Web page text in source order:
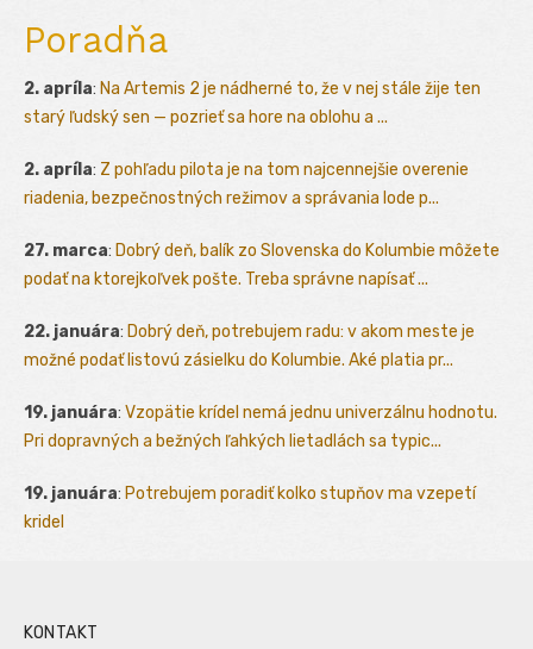
Poradňa
2. apríla: Na Artemis 2 je nádherné to, že v nej stále žije ten
starý ľudský sen — pozrieť sa hore na oblohu a ...
2. apríla: Z pohľadu pilota je na tom najcennejšie overenie
riadenia, bezpečnostných režimov a správania lode p...
27. marca: Dobrý deň, balík zo Slovenska do Kolumbie môžete
podať na ktorejkoľvek pošte. Treba správne napísať ...
22. januára: Dobrý deň, potrebujem radu: v akom meste je
možné podať listovú zásielku do Kolumbie. Aké platia pr...
19. januára: Vzopätie krídel nemá jednu univerzálnu hodnotu.
Pri dopravných a bežných ľahkých lietadlách sa typic...
19. januára: Potrebujem poradiť kolko stupňov ma vzepetí
kridel
KONTAKT